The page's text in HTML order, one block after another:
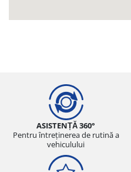
ASISTENȚĂ 360°
Pentru întreținerea de rutină a
vehiculului